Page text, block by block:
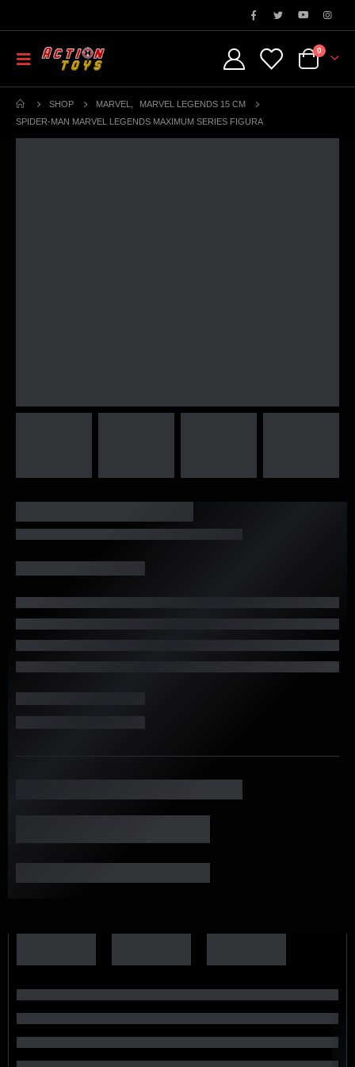
0
SHOP MARVEL
MARVEL LEGENDS 15 CM
SPIDER-MAN MARVEL LEGENDS MAXIMUM SERIES FIGURA